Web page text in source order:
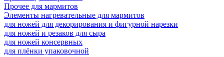
Прочее для мармитов
Элементы нагревательные для мармитов
для ножей для декорирования и фигурной нарезки
для ножей и резаков для сыра
для ножей консервных
для плёнки упаковочной